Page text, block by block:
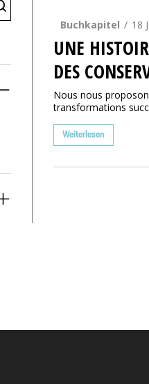
Buchkapitel 18
UNE
DES
Nous nous
transformations
Weiterlesen